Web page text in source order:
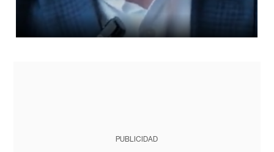
PUBLICIDAD